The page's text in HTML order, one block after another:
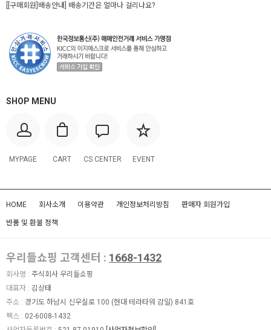
[[구매회원]배송안내] 배송기간은 얼마나 걸리나요?
SHOP MENU
MYPAGE CART CS CENTER EVENT
HOME 회사소개 이용약관 개인정보처리방침 판매자 회원가입
반품 및 환불 정책
우리들쇼핑 고객센터 : 1668-1432
회사명 : 주식회사 우리들쇼핑
대표자 : 김상태
주소 : 경기도 하남시 신우실로 100 (현대 테라타워 감일) 841호
팩스 : 02-6008-1432